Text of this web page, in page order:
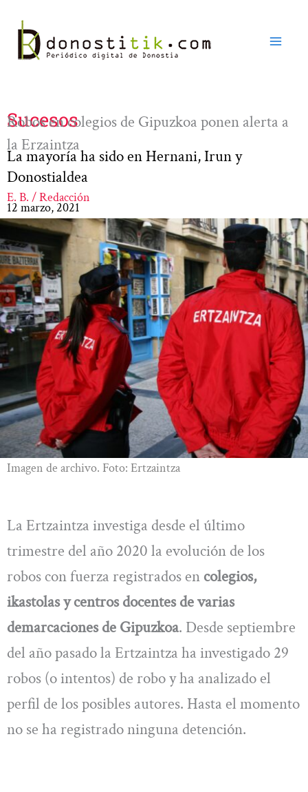
contenido
Sucesos
Robos en colegios de Gipuzkoa ponen alerta a
la Erzaintza
La mayoría ha sido en Hernani, Irun y
Donostialdea
E. B. / Redacción
12 marzo, 2021
Imagen de archivo. Foto: Ertzaintza
La Ertzaintza investiga desde el último
trimestre del año 2020 la evolución de los
robos con fuerza registrados en colegios,
ikastolas y centros docentes de varias
demarcaciones de Gipuzkoa. Desde septiembre
del año pasado la Ertzaintza ha investigado 29
robos (o intentos) de robo y ha analizado el
perfil de los posibles autores. Hasta el momento
no se ha registrado ninguna detención.